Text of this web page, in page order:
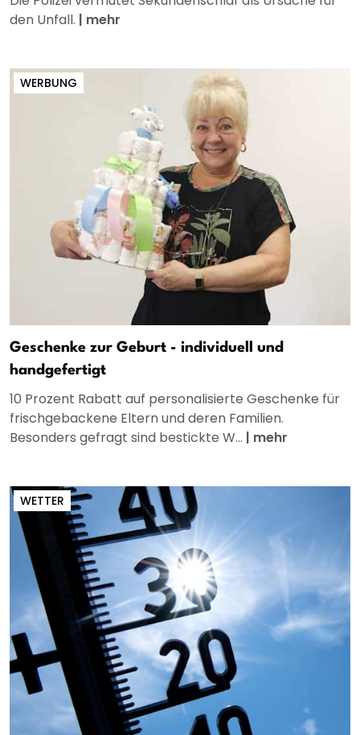
den Unfall. | mehr
WERBUNG
Geschenke zur Geburt - individuell und
handgefertigt
10 Prozent Rabatt auf personalisierte Geschenke für
frischgebackene Eltern und deren Familien.
Besonders gefragt sind bestickte W... | mehr
WETTER